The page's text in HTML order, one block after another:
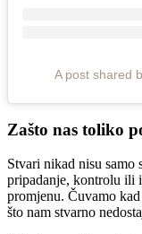
A post shared
Zašto nas toliko
Stvari nikad nisu samo
pripadanje, kontrolu ili
promjenu. Čuvamo
što nam stvarno